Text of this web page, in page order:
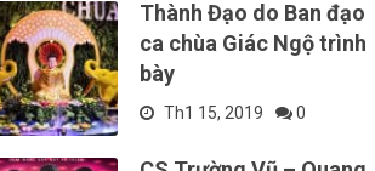
Thành Đạo do Ban đạo
ca chùa Giác Ngộ trình
bày
Th1 15, 2019 0